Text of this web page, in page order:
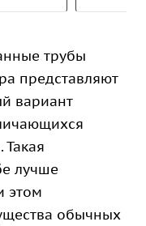
трубы
представляют
вариант
лучше
этом
обычных